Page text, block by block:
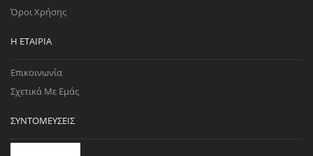
Όροι Χρήσης
Η ΕΤΑΙΡΊΑ
Επικοινωνία
Σχετικά Με Εμάς
ΣΥΝΤΟΜΕΎΣΕΙΣ